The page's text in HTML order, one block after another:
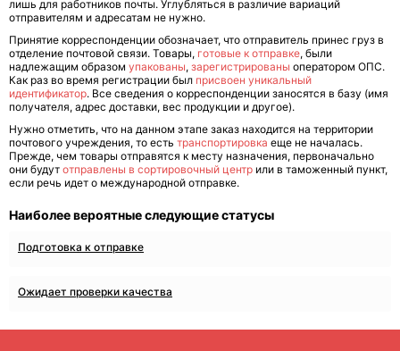
лишь для работников почты. Углубляться в различие вариаций
отправителям и адресатам не нужно.
Принятие корреспонденции обозначает, что отправитель принес груз в
отделение почтовой связи. Товары, готовые к отправке, были
надлежащим образом упакованы, зарегистрированы оператором ОПС.
Как раз во время регистрации был присвоен уникальный
идентификатор. Все сведения о корреспонденции заносятся в базу (имя
получателя, адрес доставки, вес продукции и другое).
Нужно отметить, что на данном этапе заказ находится на территории
почтового учреждения, то есть транспортировка еще не началась.
Прежде, чем товары отправятся к месту назначения, первоначально
они будут отправлены в сортировочный центр или в таможенный пункт,
если речь идет о международной отправке.
Наиболее вероятные следующие статусы
Подготовка к отправке
Ожидает проверки качества